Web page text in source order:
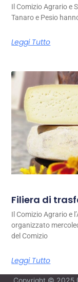
Il Comizio Agrario e
Tanaro e Pesio
Leggi Tutto
Filiera di
Il Comizio Agrario e
organizzato
del Comizio
Leggi Tutto
Copyright © 2025